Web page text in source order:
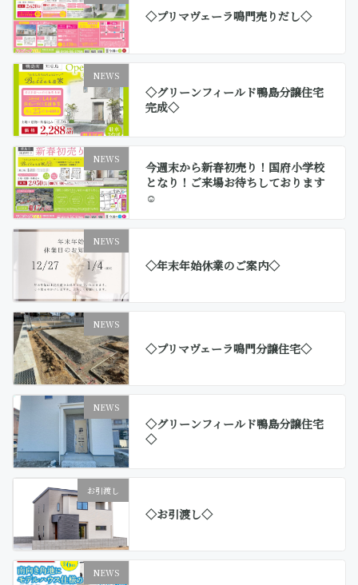
◇プリマヴェーラ鳴門売りだし◇
NEWS
◇グリーンフィールド鴨島分譲住宅
完成◇
NEWS
今週末から新春初売り！国府小学校
となり！ご来場お待ちしております
☺
NEWS
◇年末年始休業のご案内◇
NEWS
◇プリマヴェーラ鳴門分譲住宅◇
NEWS
◇グリーンフィールド鴨島分譲住宅
◇
お引渡し
◇お引渡し◇
NEWS